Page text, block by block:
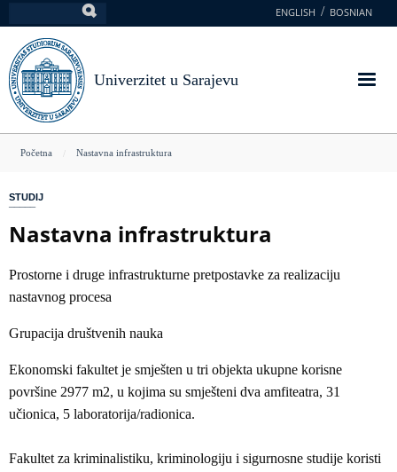
na
glavni
sadržaj
ENGLISH BOSNIAN
Univerzitet u Sarajevu
You
here
Početna Nastavna infrastruktura
STUDIJ
Nastavna infrastruktura
Prostorne i druge infrastrukturne pretpostavke za realizaciju
nastavnog procesa
Grupacija društvenih nauka
Ekonomski fakultet je smješten u tri objekta ukupne korisne
površine 2977 m2, u kojima su smješteni dva amfiteatra, 31
učionica, 5 laboratorija/radionica.
Fakultet za kriminalistiku, kriminologiju i sigurnosne studije koristi